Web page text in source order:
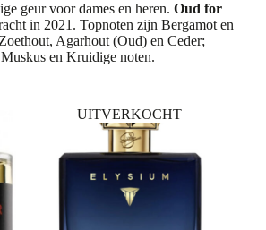
geur voor dames en heren. Oud for
in 2021. Topnoten zijn Bergamot en
Agarhout (Oud) en Ceder;
en Kruidige noten.
UITVERKOCHT